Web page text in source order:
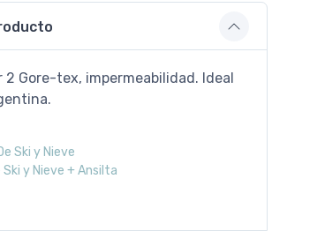
2 Gore-tex, impermeabilidad. Ideal
Ski y Nieve
Ski y Nieve + Ansilta